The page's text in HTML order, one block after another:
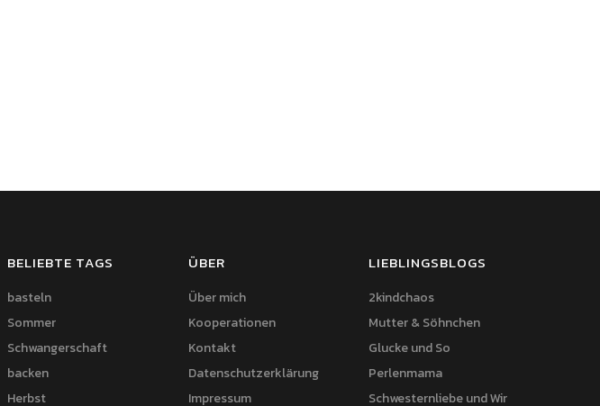
BELIEBTE TAGS
basteln
Sommer
Schwangerschaft
backen
Herbst
ÜBER
Über mich
Kooperationen
Kontakt
Datenschutzerklärung
Impressum
LIEBLINGSBLOGS
2kindchaos
Mutter & Söhnchen
Glucke und So
Perlenmama
Schwesternliebe und Wir